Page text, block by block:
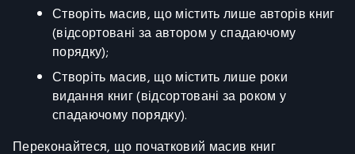
Створіть масив, що містить лише авторів книг
(відсортовані за автором у спадаючому
порядку);
Створіть масив, що містить лише роки
видання книг (відсортовані за роком у
спадаючому порядку).
Переконайтеся, що початковий масив книг